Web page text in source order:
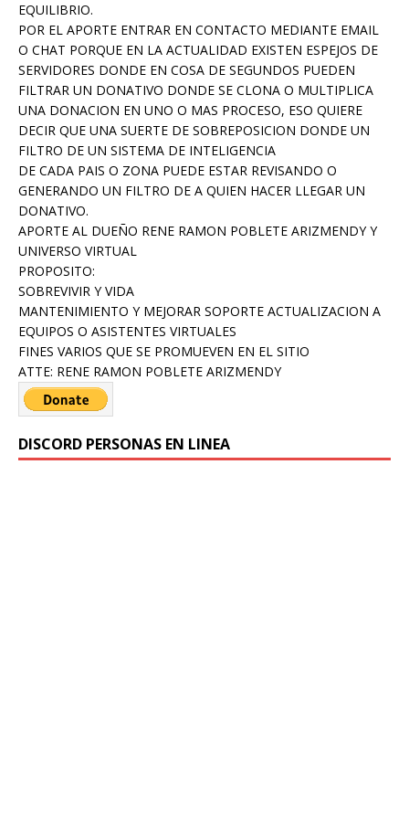
EQUILIBRIO.
POR EL APORTE ENTRAR EN CONTACTO MEDIANTE EMAIL
O CHAT PORQUE EN LA ACTUALIDAD EXISTEN ESPEJOS DE
SERVIDORES DONDE EN COSA DE SEGUNDOS PUEDEN
FILTRAR UN DONATIVO DONDE SE CLONA O MULTIPLICA
UNA DONACION EN UNO O MAS PROCESO, ESO QUIERE
DECIR QUE UNA SUERTE DE SOBREPOSICION DONDE UN
FILTRO DE UN SISTEMA DE INTELIGENCIA
DE CADA PAIS O ZONA PUEDE ESTAR REVISANDO O
GENERANDO UN FILTRO DE A QUIEN HACER LLEGAR UN
DONATIVO.
APORTE AL DUEÑO RENE RAMON POBLETE ARIZMENDY Y
UNIVERSO VIRTUAL
PROPOSITO:
SOBREVIVIR Y VIDA
MANTENIMIENTO Y MEJORAR SOPORTE ACTUALIZACION A
EQUIPOS O ASISTENTES VIRTUALES
FINES VARIOS QUE SE PROMUEVEN EN EL SITIO
ATTE: RENE RAMON POBLETE ARIZMENDY
DISCORD PERSONAS EN LINEA